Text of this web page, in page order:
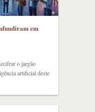
em
o jargão
artificial deste